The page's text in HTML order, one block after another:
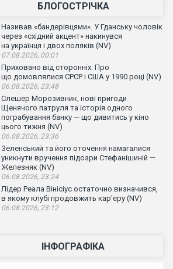
БЛОГОСТРІЧКА
Називав «бандерівцями». У Гданську чоловік
через «східний акцент» накинувся
на українця і двох поляків (NV)
07.08.2026, 00:01
Приховано від сторонніх. Про
що домовлялися СРСР і США у 1990 році (NV)
06.08.2026, 23:48
Слешер Морозивник, нові пригоди
Щенячого патруля та історія одного
пограбування банку — що дивитись у кіно
цього тижня (NV)
06.08.2026, 23:36
Зеленський та його оточення намагалися
уникнути вручення підозри Стефанішиній —
Железняк (NV)
06.08.2026, 23:24
Лідер Реала Вінісіус остаточно визначився,
в якому клубі продовжить кар'єру (NV)
06.08.2026, 23:12
ІНФОГРАФІКА